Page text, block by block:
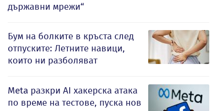
държавни мрежи“
Бум на болките в кръста след
отпуските: Летните навици,
които ни разболяват
Meta разкри AI хакерска атака
по време на тестове, пуска нов